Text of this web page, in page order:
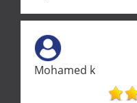
Une équipe sérieuse,
vraiment rassurant
artisans aussi
Mohamed k